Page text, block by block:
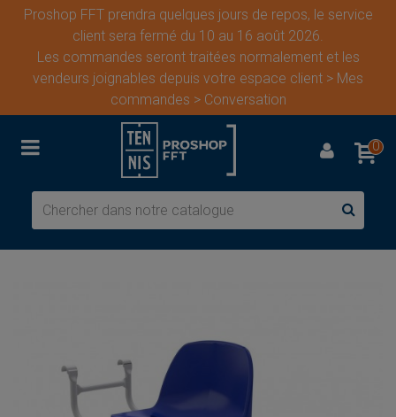
Proshop FFT prendra quelques jours de repos, le service
client sera fermé du 10 au 16 août 2026.
Les commandes seront traitées normalement et les
vendeurs joignables depuis votre espace client > Mes
commandes > Conversation
0